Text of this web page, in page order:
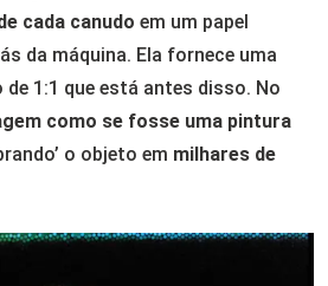
cada canudo em um papel
da máquina. Ela fornece uma
1:1 que está antes disso. No
como se fosse uma pintura
o objeto em milhares de